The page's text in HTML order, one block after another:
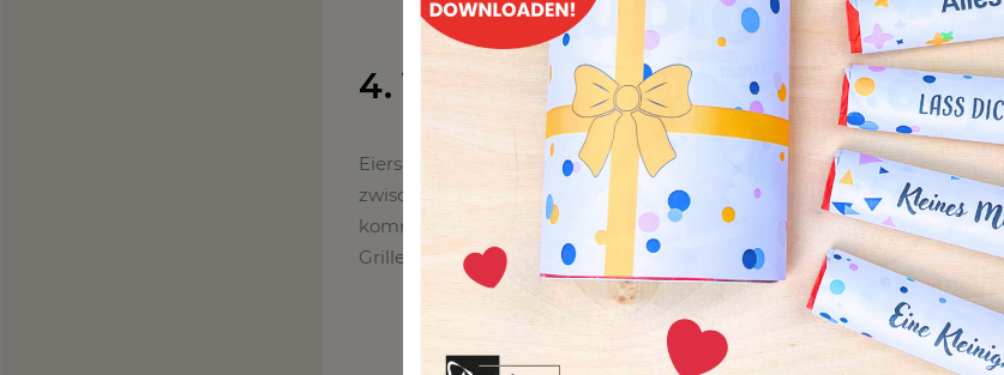
4. Veganer Eiersalat
Eiersalat ist ein wahrer Klassiker, ob auf dem Brot, als Vorspeise oder als
zwischendurch! Zu Ostern bietet sich der Klassiker besonders dann an,
kommen, aber auch nur für die Familie ist er der Renner! Ich mache
Grillen, immer nur Karoffel- oder Nudelsalat wird auf Dauer langweilig.